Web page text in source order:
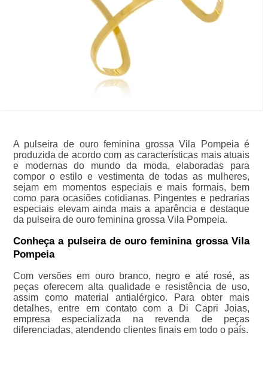
A pulseira de ouro feminina grossa Vila Pompeia é
produzida de acordo com as características mais atuais
e modernas do mundo da moda, elaboradas para
compor o estilo e vestimenta de todas as mulheres,
sejam em momentos especiais e mais formais, bem
como para ocasiões cotidianas. Pingentes e pedrarias
especiais elevam ainda mais a aparência e destaque
da pulseira de ouro feminina grossa Vila Pompeia.
Conheça a pulseira de ouro feminina grossa Vila
Pompeia
Com versões em ouro branco, negro e até rosé, as
peças oferecem alta qualidade e resistência de uso,
assim como material antialérgico. Para obter mais
detalhes, entre em contato com a Di Capri Joias,
empresa especializada na revenda de peças
diferenciadas, atendendo clientes finais em todo o país.